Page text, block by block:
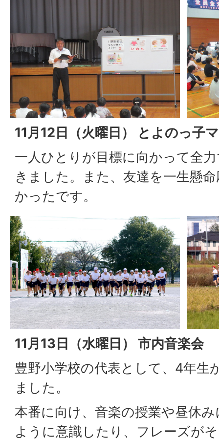
11月12日（火曜日） とよのっ子
一人ひとりが目標に向かって全
きました。また、友達を一生懸
かったです。
11月13日（水曜日） 市内音楽会
豊野小学校の代表として、4年生
ました。
本番に向け、音楽の授業や昼休
ように意識したり、フレーズが